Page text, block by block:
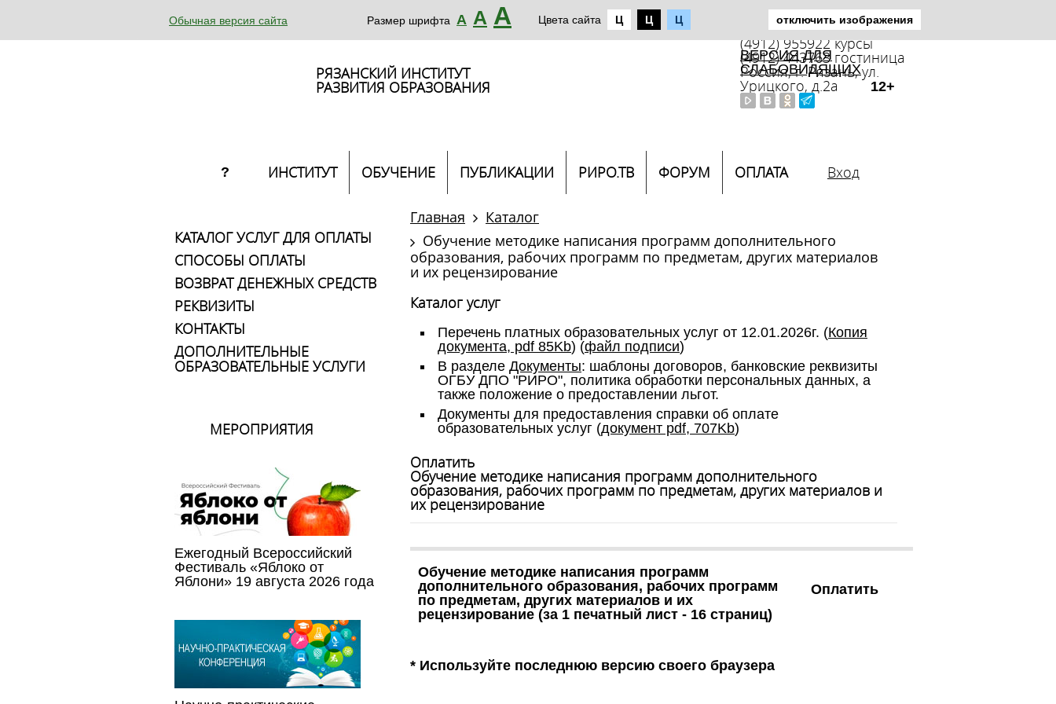
Обычная версия сайта Размер шрифта А А А Цвета сайта Ц Ц Ц отключить изображения
РЯЗАНСКИЙ ИНСТИТУТ
РАЗВИТИЯ ОБРАЗОВАНИЯ 12+
ВЕРСИЯ ДЛЯ
СЛАБОВИДЯЩИХ
(4912) 446392 приемная
(4912) 955922 курсы
(4912) 443763 гостиница
Россия, г. Рязань, ул.
Урицкого, д.2а
? ИНСТИТУТ ОБУЧЕНИЕ ПУБЛИКАЦИИ РИРО.ТВ ФОРУМ ОПЛАТА Вход
КАТАЛОГ УСЛУГ ДЛЯ ОПЛАТЫ
СПОСОБЫ ОПЛАТЫ
ВОЗВРАТ ДЕНЕЖНЫХ СРЕДСТВ
РЕКВИЗИТЫ
КОНТАКТЫ
ДОПОЛНИТЕЛЬНЫЕ
ОБРАЗОВАТЕЛЬНЫЕ УСЛУГИ
МЕРОПРИЯТИЯ
Ежегодный Всероссийский
Фестиваль «Яблоко от
Яблони» 19 августа 2026 года
Главная
Каталог
Обучение методике написания программ дополнительного
образования, рабочих программ по предметам, других материалов
и их рецензирование
Каталог услуг
Перечень платных образовательных услуг от 12.01.2026г. (Копия
документа, pdf 85Kb) (файл подписи)
В разделе Документы: шаблоны договоров, банковские реквизиты
ОГБУ ДПО "РИРО", политика обработки персональных данных, а
также положение о предоставлении льгот.
Документы для предоставления справки об оплате
образовательных услуг (документ pdf, 707Kb)
Оплатить
Обучение методике написания программ дополнительного
образования, рабочих программ по предметам, других материалов и
их рецензирование
Обучение методике написания программ
дополнительного образования, рабочих программ
по предметам, других материалов и их
рецензирование (за 1 печатный лист - 16 страниц)
Оплатить
* Используйте последнюю версию своего браузера